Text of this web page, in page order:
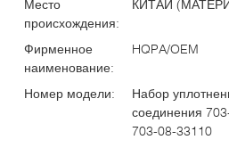
Место
происхождения:
КИТАЙ
Фирменное
наименование:
HQPA/OEM
Номер модели:
Набор
соединения
703-08-33110